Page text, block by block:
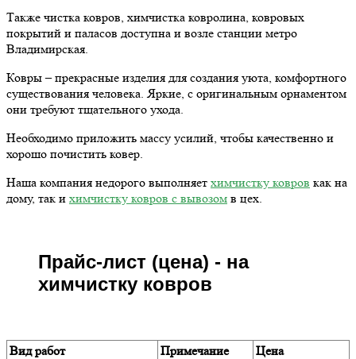
Также чистка ковров, химчистка ковролина, ковровых
покрытий и паласов доступна и возле станции метро
Владимирская.
Ковры – прекрасные изделия для создания уюта, комфортного
существования человека. Яркие, с оригинальным орнаментом
они требуют тщательного ухода.
Необходимо приложить массу усилий, чтобы качественно и
хорошо почистить ковер.
Наша компания недорого выполняет химчистку ковров как на
дому, так и химчистку ковров с вывозом в цех.
Прайс-лист (цена) - на
химчистку ковров
Вид работ Примечание Цена